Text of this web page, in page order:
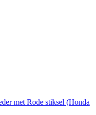
met Rode stiksel (Honda